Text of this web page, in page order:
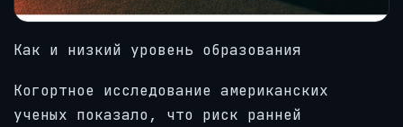
Как и низкий уровень образования
Когортное исследование американских
ученых показало, что риск ранней